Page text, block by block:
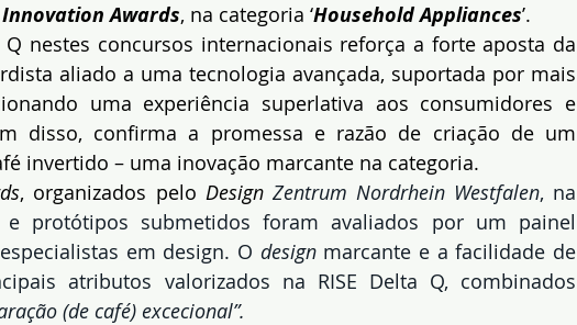
Awards, na categoria ‘Household Appliances’.
Q nestes concursos internacionais reforça a forte aposta da
aliado a uma tecnologia avançada, suportada por mais
uma experiência superlativa aos consumidores e
disso, confirma a promessa e razão de criação de um
invertido – uma inovação marcante na categoria.
, organizados pelo Design Zentrum Nordrhein Westfalen, na
e protótipos submetidos foram avaliados por um painel
em design. O design marcante e a facilidade de
atributos valorizados na RISE Delta Q, combinados
(de café) excecional”.